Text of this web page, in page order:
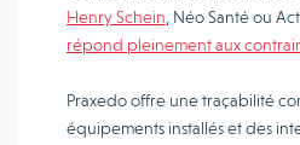
Henry Schein , Néo Santé ou
répond pleinement aux
Praxedo offre une traçabilité
équipements installés et des